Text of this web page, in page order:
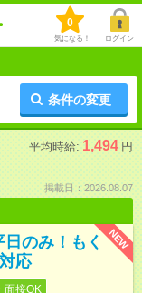
0
気になる！ ログイン
条件の変更
平均時給: 1,494 円
掲載日：2026.08.07
NEW
のみ！もく
応
面接OK